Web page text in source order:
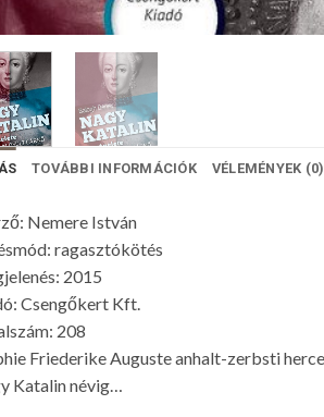
TOVÁBBI INFORMÁCIÓK VÉLEMÉNYEK (0)
Nemere István
ragasztókötés
2015
Csengőkert Kft.
208
Friederike Auguste anhalt-zerbsti
Katalin névig…